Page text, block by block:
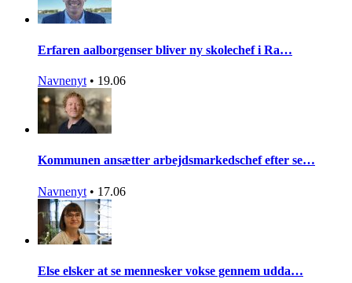
Erfaren aalborgenser bliver ny skolechef i Ra…
Navnenyt • 19.06
Kommunen ansætter arbejdsmarkedschef efter se…
Navnenyt • 17.06
Else elsker at se mennesker vokse gennem udda…